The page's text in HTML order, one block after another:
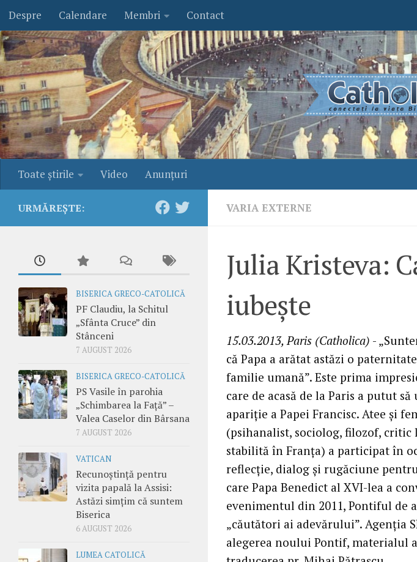
Skip to content
Despre Calendare Membri Contact
Toate ştirile Video Anunţuri
VARIA EXTERNE
Julia Kristeva:
iubeşte
15.03.2013, Paris (Catholica) -
că Papa a arătat astăzi o
familie umană”. Este prima
care de acasă de la Paris a putut
apariţie a Papei Francisc. Atee şi
(psihanalist, sociolog, filozof,
stabilită în Franţa) a participat în
reflecţie, dialog şi rugăciune
care Papa Benedict al XVI-lea a
evenimentul din 2011, Pontiful de
„căutători ai adevărului”. Agenţia
alegerea noului Pontif, materialul
URMĂREȘTE:
BISERICA GRECO-CATOLICĂ
PF Claudiu, la Schitul
„Sfânta Cruce” din
Stânceni
7 AUGUST 2026
BISERICA GRECO-CATOLICĂ
PS Vasile în parohia
„Schimbarea la Față” –
Valea Caselor din Bârsana
7 AUGUST 2026
VATICAN
Recunoștință pentru
vizita papală la Assisi:
Astăzi simțim că suntem
Biserica
6 AUGUST 2026
LUMEA CATOLICĂ